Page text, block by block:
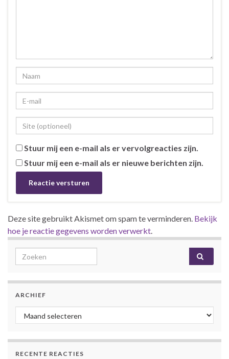
Stuur mij een e-mail als er vervolgreacties zijn.
Stuur mij een e-mail als er nieuwe berichten zijn.
Deze site gebruikt Akismet om spam te verminderen. Bekijk
hoe je reactie gegevens worden verwerkt.
Search for:
ARCHIEF
Archief
RECENTE REACTIES